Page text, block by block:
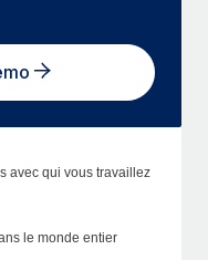
avec qui vous travaillez
le monde entier